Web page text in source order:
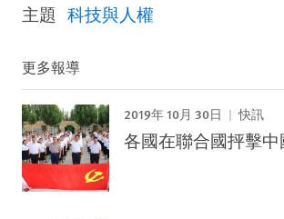
主題 科技與人權
更多報導
2019年 10月 30日 快訊
各國在聯合國抨擊